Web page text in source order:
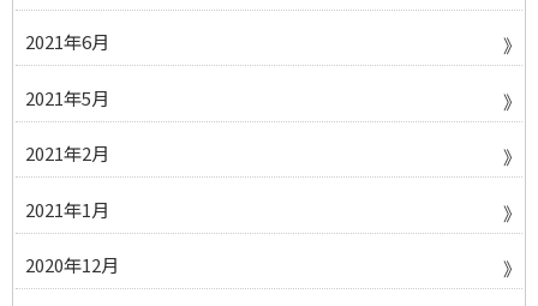
2021年6月
2021年5月
2021年2月
2021年1月
2020年12月